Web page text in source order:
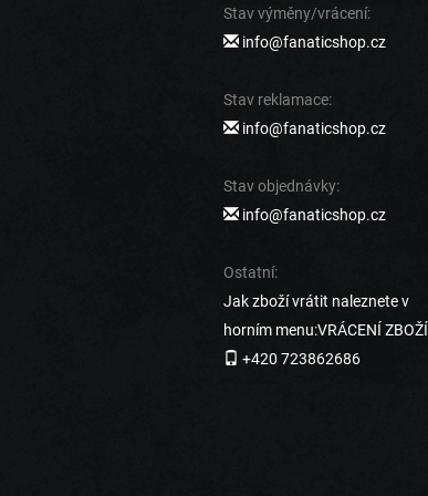
Stav výměny/vrácení:
info@fanaticshop.cz
Stav reklamace:
info@fanaticshop.cz
Stav objednávky:
info@fanaticshop.cz
Ostatní:
Jak zboží vrátit naleznete v
horním menu:VRÁCENÍ ZBOŽÍ
+420 723862686